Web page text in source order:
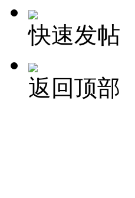
快速发帖
返回顶部